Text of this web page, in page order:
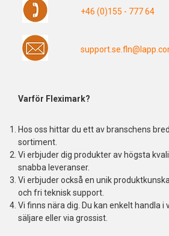
+46 (0)155 - 777 64
Varför Fleximark?
Hos oss hittar du ett av branschens
sortiment.
Vi erbjuder dig produkter av högsta
snabba leveranser.
Vi erbjuder också en unik
och fri teknisk support.
Vi finns nära dig. Du kan enkelt handla i
säljare eller via grossist.